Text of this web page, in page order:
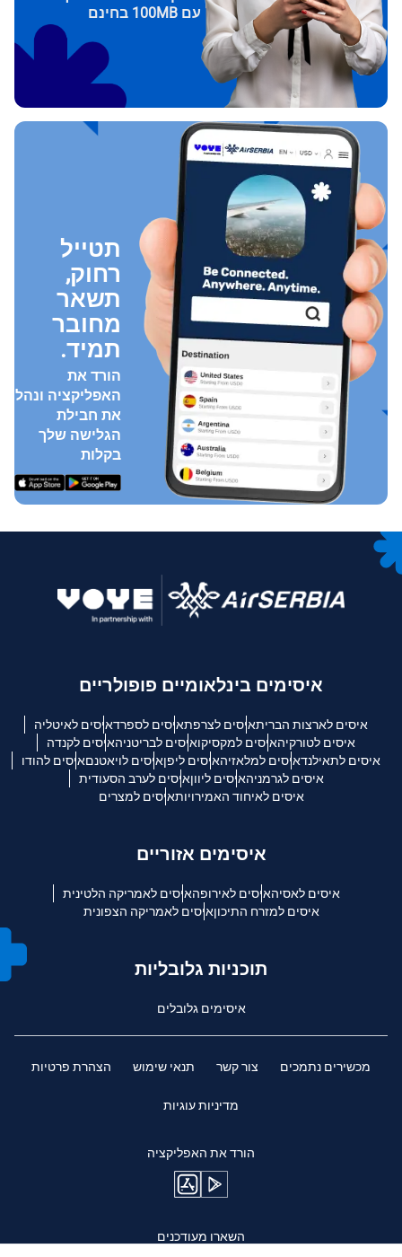
עם 100MB בחינם
תטייל
רחוק,
תשאר
מחובר
תמיד.
הורד את
האפליקציה ונהל
את חבילת
הגלישה שלך
בקלות
איסימים בינלאומיים פופולריים
איסים לארצות הבריתאיסים לצרפתאיסים לספרדאיסים לאיטליה
איסים לטורקיהאיסים למקסיקואיסים לבריטניהאיסים לקנדה
איסים לתאילנדאיסים למלאזיהאיסים ליפןאיסים לויאטנםאיסים להודו
איסים לגרמניהאיסים ליווןאיסים לערב הסעודית
איסים לאיחוד האמירויותאיסים למצרים
איסימים אזוריים
איסים לאסיהאיסים לאירופהאיסים לאמריקה הלטינית
איסים למזרח התיכוןאיסים לאמריקה הצפונית
תוכניות גלובליות
איסימים גלובלים
מכשירים נתמכים צור קשר תנאי שימוש הצהרת פרטיות
מדיניות עוגיות
הורד את האפליקציה
השארו מעודכנים